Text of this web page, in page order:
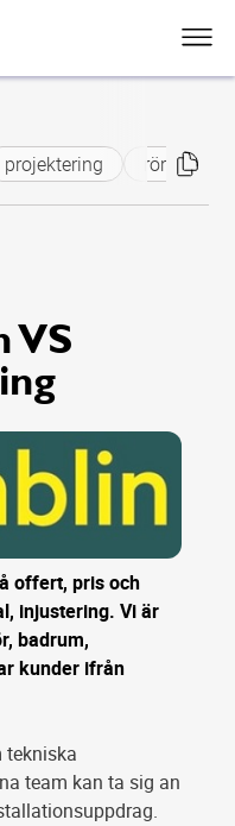
projektering rörmokare
VS
offert, pris och
injustering. Vi är
badrum,
kunder ifrån
tekniska
team kan ta sig an